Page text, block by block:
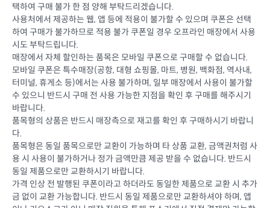
택하여 구매 불가 한 점 양해 부탁드리겠습니다.
사용처에서 제공하는 웹, 앱 등에 적용이 불가할 수 있으며 쿠폰은 선택
하여 구매가 불가하므로 적용 불가 쿠폰일 경우 오프라인 매장에서 사용
시도 부탁드립니다.
매장에서 자체 할인하는 품목은 모바일 쿠폰으로 구매할 수 없습니다.
모바일 쿠폰은 특수매장(공항, 대형 쇼핑몰, 마트, 병원, 백화점, 역사내,
터미널, 휴게소 등)에서는 사용 불가하며, 일부 매장에서 사용이 불가할
수 있으니 반드시 구매 전 사용 가능한 지점을 확인 후 구매를 해주시기
바랍니다.
품목형의 상품은 반드시 매장측으로 재고를 확인 후 구매하시기 바랍니
다.
품목형은 동일 품목으로만 교환이 가능하며 타 상품 교환, 금액권처럼 사
용 시 사용이 불가하거나 정가 금액만큼 제공 받을 수 없습니다. 반드시
동일 제품으로만 교환하시기 바랍니다.
가격 인상 전 발행된 쿠폰이라고 하더라도 동일한 제품으로 교환 시 추가
금 없이 교환 가능합니다. 반드시 동일 제품으로만 교환하셔야 하며, 앱